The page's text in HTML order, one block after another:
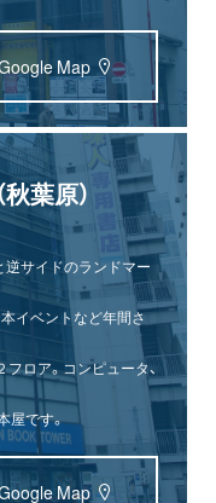
Map
葉原）
逆サイドのランドマー
イベントなど年間さ
ロア。コンピュータ、
屋です。
Map